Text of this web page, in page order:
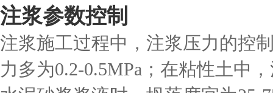
注浆参数控制
注浆施工过程中，注浆压力的控
力多为0.2-0.5MPa；在粘性土中